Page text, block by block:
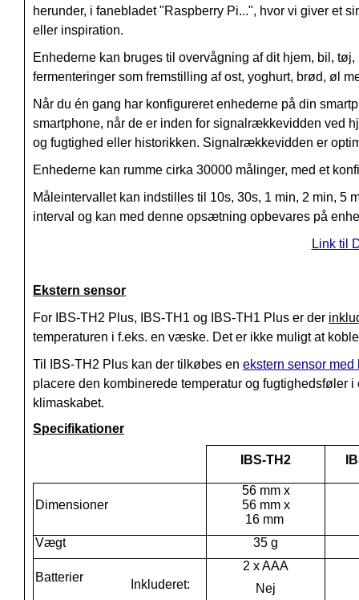
herunder, i fanebladet "Raspberry Pi...", hvor vi giver et
eller inspiration.
Enhederne kan bruges til overvågning af dit hjem, bil,
fermenteringer som fremstilling af ost, yoghurt, brød, øl
Når du én gang har konfigureret enhederne på din
smartphone, når de er inden for signalrækkevidden ved
og fugtighed eller historikken. Signalrækkevidden er
Enhederne kan rumme cirka 30000 målinger, med et
Måleintervallet kan indstilles til 10s, 30s, 1 min, 2 min, 5
interval og kan med denne opsætning opbevares på
Link til
Ekstern sensor
For IBS-TH2 Plus, IBS-TH1 og IBS-TH1 Plus er der
temperaturen i f.eks. en væske. Det er ikke muligt at
Til IBS-TH2 Plus kan der tilkøbes en ekstern sensor med
placere den kombinerede temperatur og fugtighedsføler
klimaskabet.
Specifikationer
IBS-TH2
Dimensioner
56 mm x
56 mm x
16 mm
Vægt
35 g
Batterier
Inkluderet:
2 x AAA
Nej